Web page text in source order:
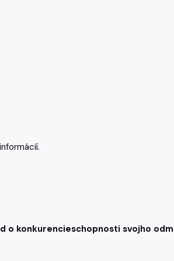
o konkurencieschopnosti svojho